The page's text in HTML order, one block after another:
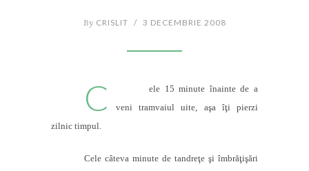
By CRISLIT / 3 DECEMBRIE 2008
C
ele 15 minute înainte de a
veni tramvaiul uite, aşa îţi pierzi
zilnic timpul.
Cele câteva minute de tandreţe şi îmbrăţişări